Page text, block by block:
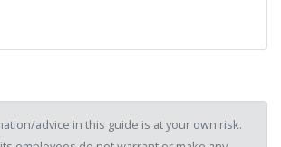
advice in this guide is at your own risk.